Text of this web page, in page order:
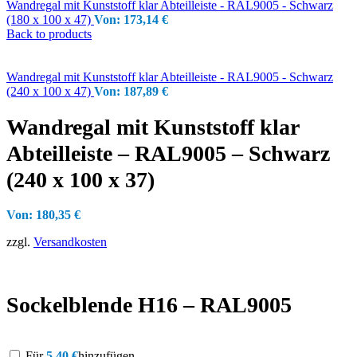
Wandregal mit Kunststoff klar Abteilleiste - RAL9005 - Schwarz
(180 x 100 x 47) Von: 173,14 €
Back to products
Wandregal mit Kunststoff klar Abteilleiste - RAL9005 - Schwarz
(240 x 100 x 47) Von: 187,89 €
Wandregal mit Kunststoff klar
Abteilleiste – RAL9005 – Schwarz
(240 x 100 x 37)
Von: 180,35 €
zzgl. Versandkosten
Sockelblende H16 – RAL9005